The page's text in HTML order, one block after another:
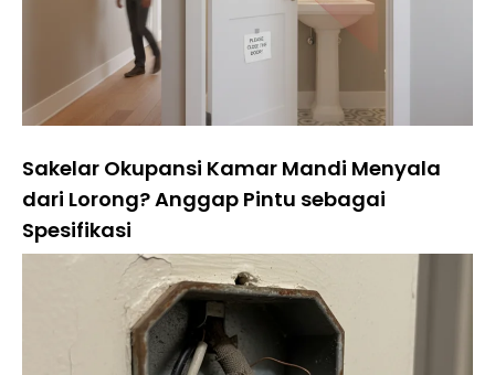
Sakelar Okupansi Kamar Mandi Menyala
dari Lorong? Anggap Pintu sebagai
Spesifikasi